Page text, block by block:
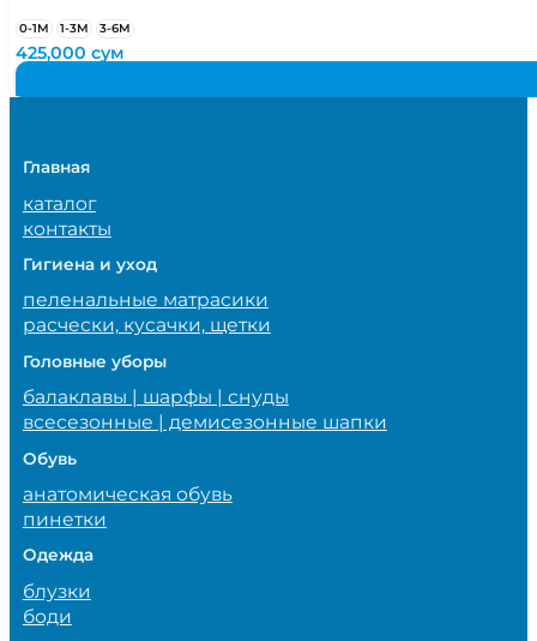
0-1М 1-3М 3-6М
425,000сум
Главная
каталог
контакты
Гигиена и уход
пеленальные матрасики
расчески, кусачки, щетки
Головные уборы
балаклавы | шарфы | снуды
всесезонные | демисезонные шапки
Обувь
анатомическая обувь
пинетки
Одежда
блузки
боди